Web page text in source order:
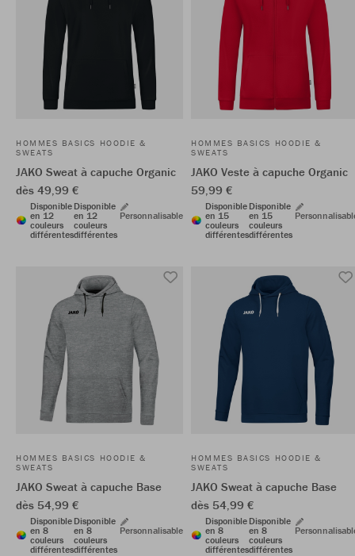
HOMMES BASICS HOODIE &
SWEATS
JAKO Sweat à capuche Organic
dès 49,99 €
Disponible
en 12
couleurs
différentes
Disponible
en 12
couleurs
différentes
Personnalisable
HOMMES BASICS HOODIE &
SWEATS
JAKO Veste à capuche Organic
59,99 €
Disponible
en 15
couleurs
différentes
Disponible
en 15
couleurs
différentes
HOMMES BASICS HOODIE &
SWEATS
JAKO Sweat à capuche Base
dès 54,99 €
Disponible
en 8
couleurs
différentes
Disponible
en 8
couleurs
différentes
Personnalisable
HOMMES BASICS HOODIE &
SWEATS
JAKO Sweat à capuche Base
dès 54,99 €
Disponible
en 8
couleurs
différentes
Disponible
en 8
couleurs
différentes